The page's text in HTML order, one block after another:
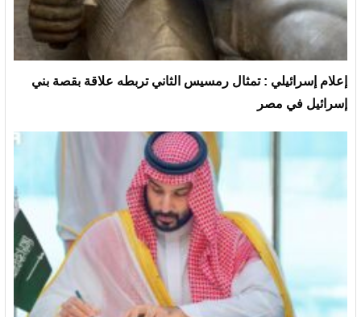
إعلام إسرائيلي : تمثال رمسيس الثاني تربطه علاقة بقصة بني
إسرائيل في مصر